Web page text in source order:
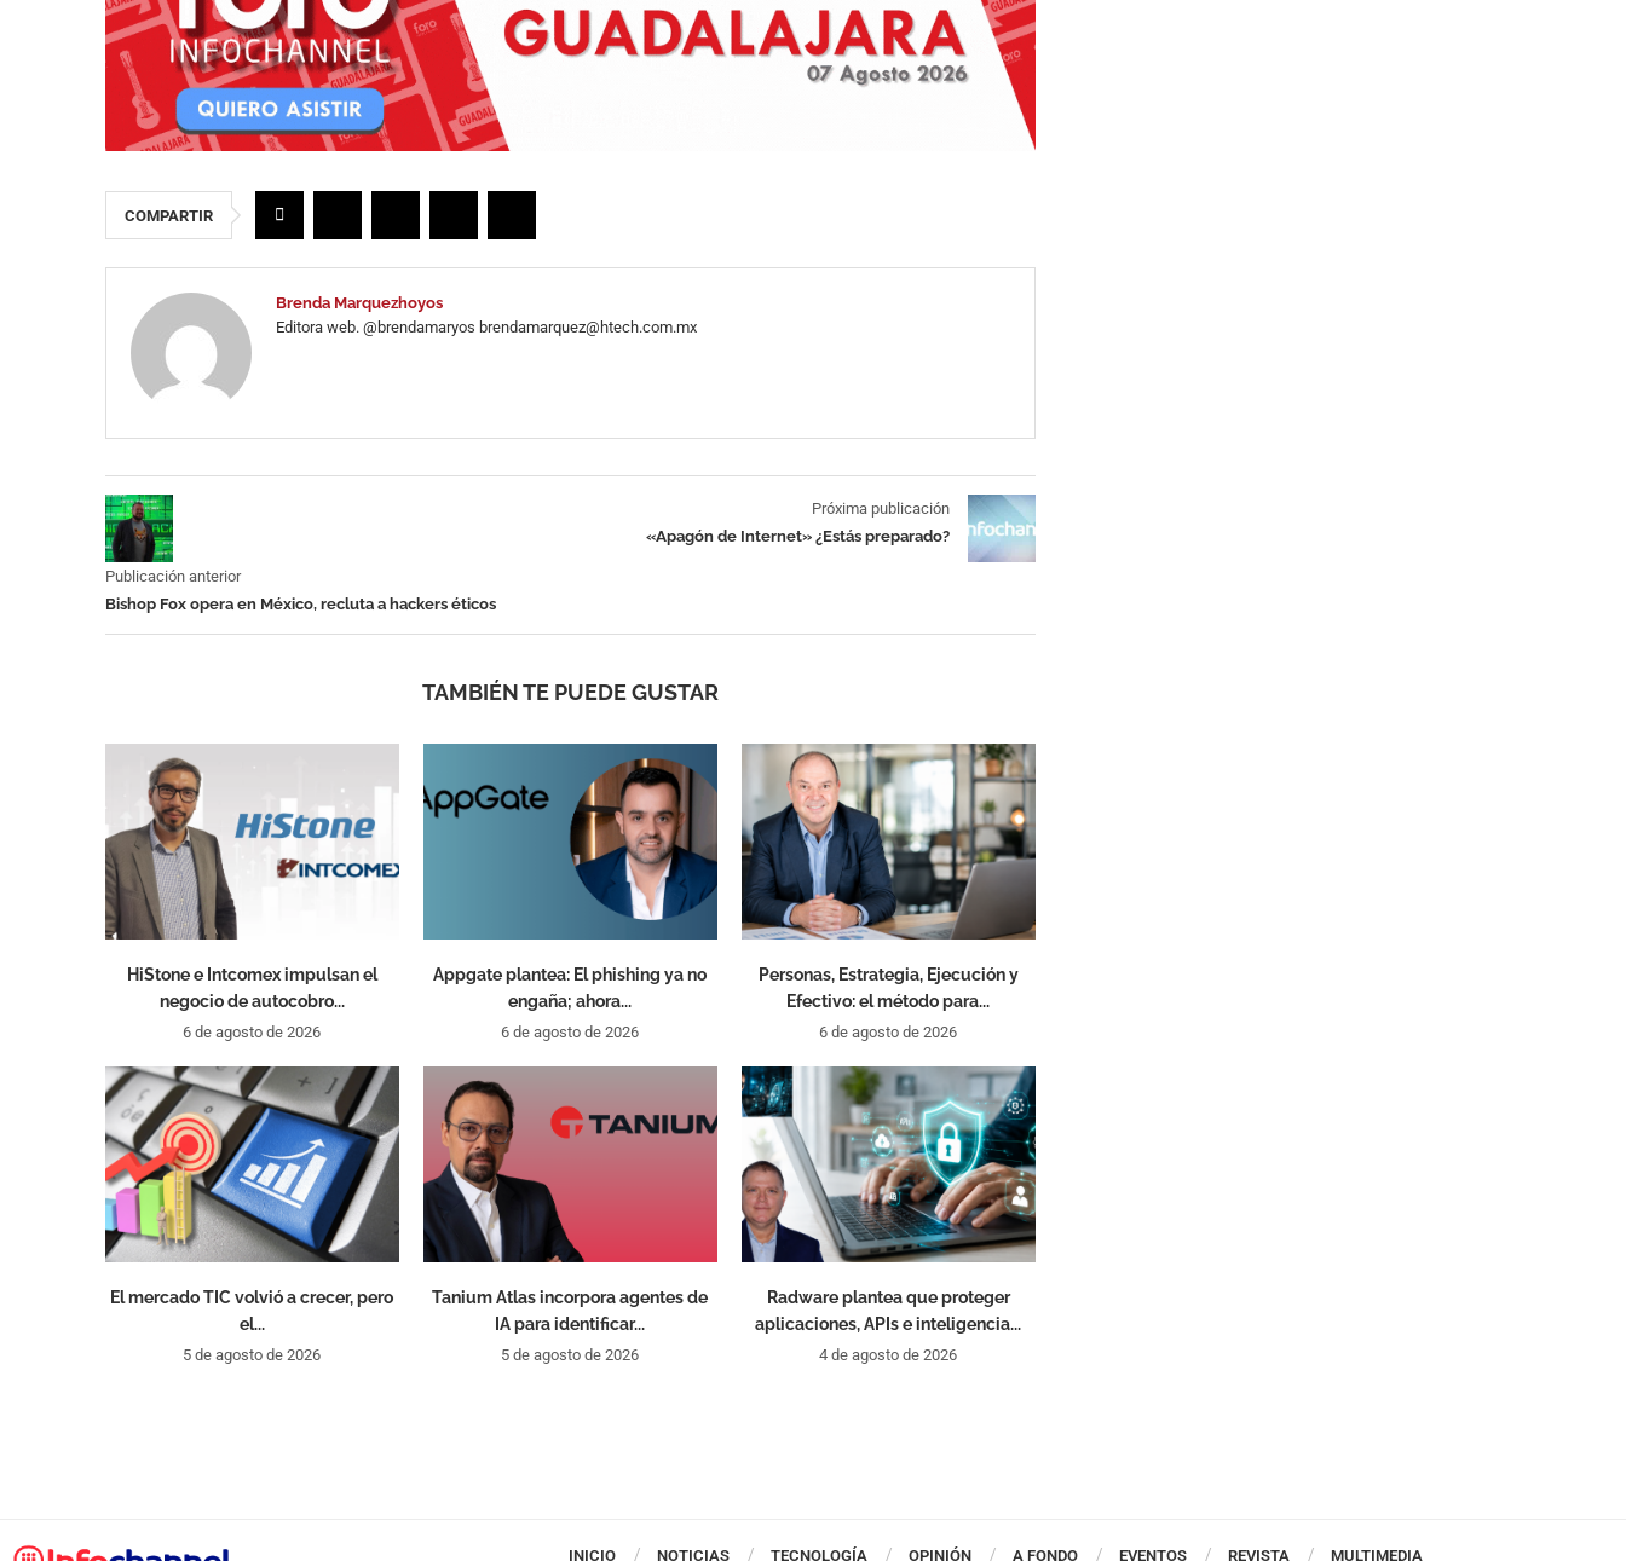
COMPARTIR
Brenda Marquezhoyos
Editora web. @brendamaryos brendamarquez@htech.com.mx
Publicación anterior
Bishop Fox opera en México, recluta a hackers éticos
Próxima publicación
«Apagón de Internet» ¿Estás preparado?
TAMBIÉN TE PUEDE GUSTAR
HiStone e Intcomex impulsan el
negocio de autocobro...
6 de agosto de 2026
Appgate plantea: El phishing ya no
engaña; ahora...
6 de agosto de 2026
Personas, Estrategia, Ejecución y
Efectivo: el método para...
6 de agosto de 2026
El mercado TIC volvió a crecer, pero
el...
5 de agosto de 2026
Tanium Atlas incorpora agentes de
IA para identificar...
5 de agosto de 2026
Radware plantea que proteger
aplicaciones, APIs e inteligencia...
4 de agosto de 2026
INICIO NOTICIAS TECNOLOGÍA OPINIÓN A FONDO EVENTOS REVISTA MULTIMEDIA